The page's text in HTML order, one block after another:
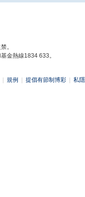
。
金熱線1834 633。
規例 提倡有節制博彩 私